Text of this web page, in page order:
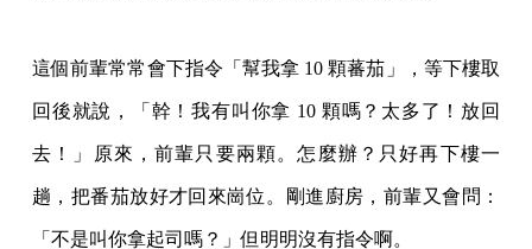
這個前輩常常會下指令「幫我拿 10 顆蕃茄」，等下樓取
回後就說，「幹！我有叫你拿 10 顆嗎？太多了！放回
去！」原來，前輩只要兩顆。怎麼辦？只好再下樓一
趟，把番茄放好才回來崗位。剛進廚房，前輩又會問：
「不是叫你拿起司嗎？」但明明沒有指令啊。